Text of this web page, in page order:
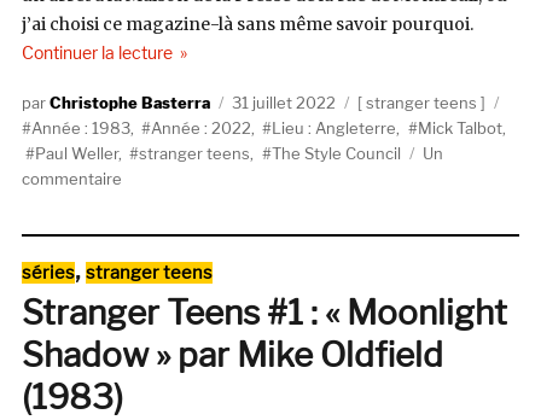
j’ai choisi ce magazine-là sans même savoir pourquoi.
Continuer la lecturede « Stranger Teens #14 : « Long Hot Summer »
AuteurChristophe Basterra
Publié
le
31 juillet 2022 Catégories
stranger teens
Année : 1983, Année : 2022, Lieu : Angleterre, Mick Talbot,
Paul Weller, stranger teens, The Style Council
Un
commentairesur
:
« Long
Hot
Summer »
The
Catégories
séries, stranger teens
Stranger Teens #1 : « Moonlight
Shadow » par Mike Oldfield
(1983)